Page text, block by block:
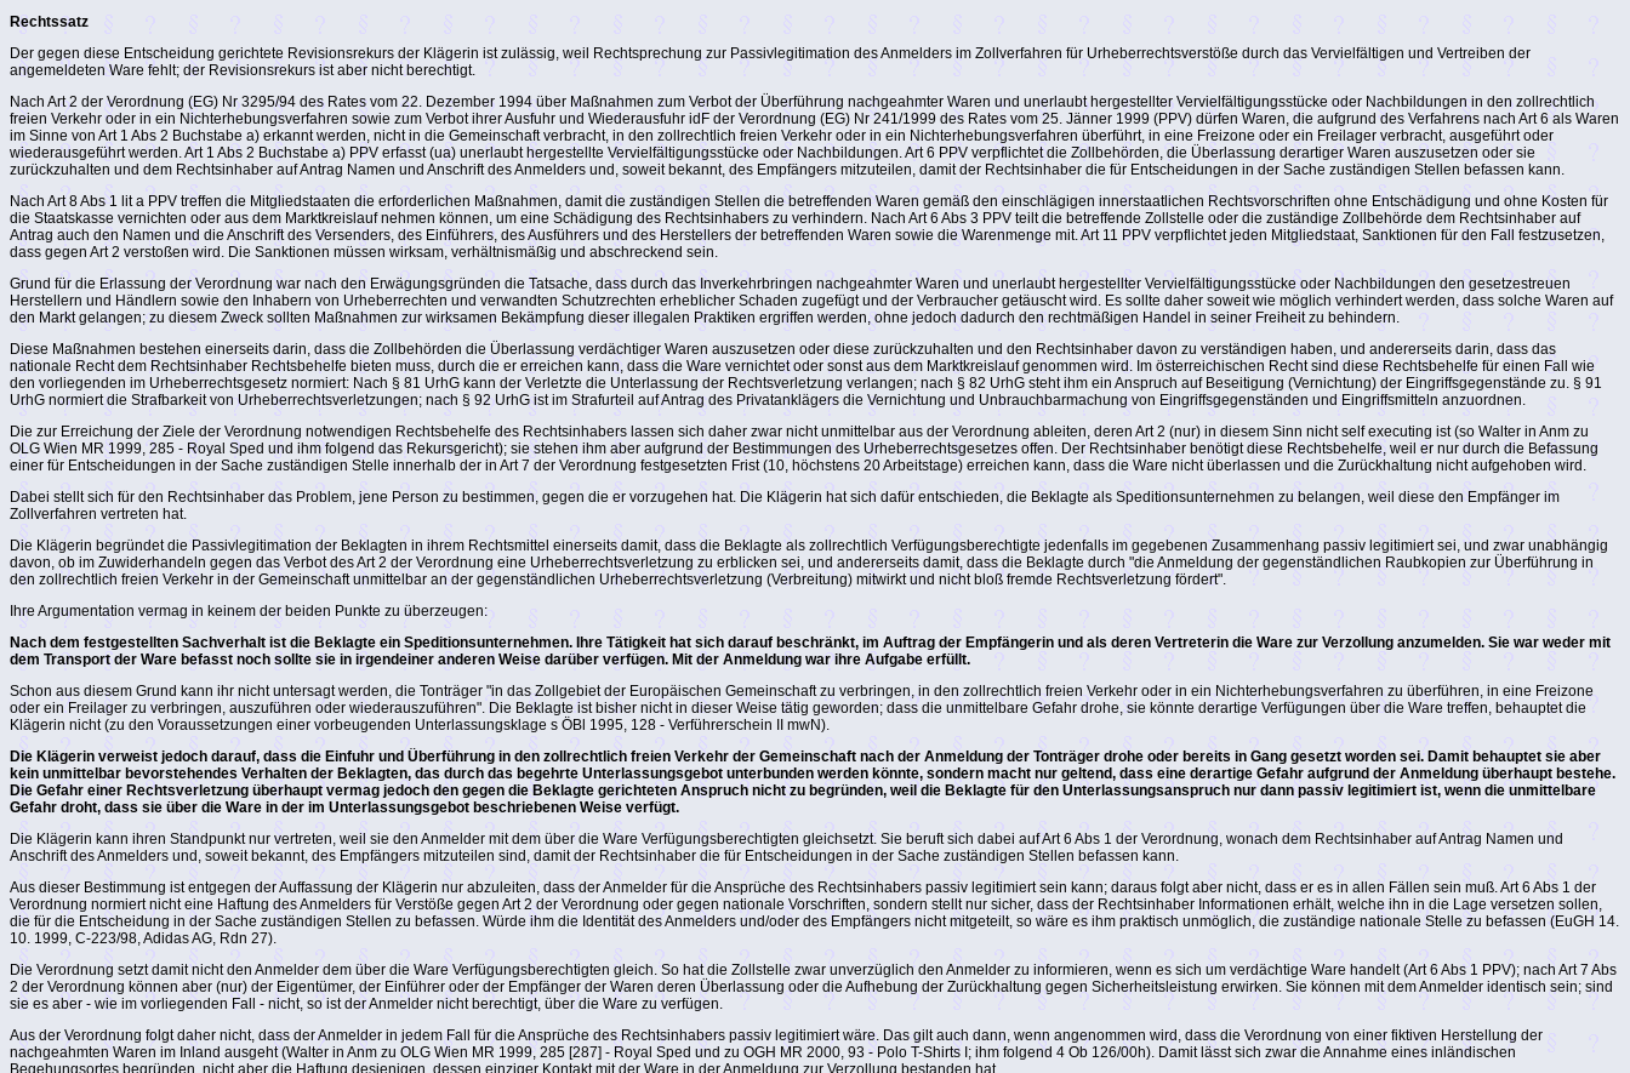
Rechtssatz
Der gegen diese Entscheidung gerichtete Revisionsrekurs der Klägerin ist zulässig, weil Rechtsprechung zur Passivlegitimation des Anmelders im Zollverfahren für Urheberrechtsverstöße durch das Vervielfältigen und Vertreiben der
angemeldeten Ware fehlt; der Revisionsrekurs ist aber nicht berechtigt.
Nach Art 2 der Verordnung (EG) Nr 3295/94 des Rates vom 22. Dezember 1994 über Maßnahmen zum Verbot der Überführung nachgeahmter Waren und unerlaubt hergestellter Vervielfältigungsstücke oder Nachbildungen in den zollrechtlich
freien Verkehr oder in ein Nichterhebungsverfahren sowie zum Verbot ihrer Ausfuhr und Wiederausfuhr idF der Verordnung (EG) Nr 241/1999 des Rates vom 25. Jänner 1999 (PPV) dürfen Waren, die aufgrund des Verfahrens nach Art 6 als Waren
im Sinne von Art 1 Abs 2 Buchstabe a) erkannt werden, nicht in die Gemeinschaft verbracht, in den zollrechtlich freien Verkehr oder in ein Nichterhebungsverfahren überführt, in eine Freizone oder ein Freilager verbracht, ausgeführt oder
wiederausgeführt werden. Art 1 Abs 2 Buchstabe a) PPV erfasst (ua) unerlaubt hergestellte Vervielfältigungsstücke oder Nachbildungen. Art 6 PPV verpflichtet die Zollbehörden, die Überlassung derartiger Waren auszusetzen oder sie
zurückzuhalten und dem Rechtsinhaber auf Antrag Namen und Anschrift des Anmelders und, soweit bekannt, des Empfängers mitzuteilen, damit der Rechtsinhaber die für Entscheidungen in der Sache zuständigen Stellen befassen kann.
Nach Art 8 Abs 1 lit a PPV treffen die Mitgliedstaaten die erforderlichen Maßnahmen, damit die zuständigen Stellen die betreffenden Waren gemäß den einschlägigen innerstaatlichen Rechtsvorschriften ohne Entschädigung und ohne Kosten für
die Staatskasse vernichten oder aus dem Marktkreislauf nehmen können, um eine Schädigung des Rechtsinhabers zu verhindern. Nach Art 6 Abs 3 PPV teilt die betreffende Zollstelle oder die zuständige Zollbehörde dem Rechtsinhaber auf
Antrag auch den Namen und die Anschrift des Versenders, des Einführers, des Ausführers und des Herstellers der betreffenden Waren sowie die Warenmenge mit. Art 11 PPV verpflichtet jeden Mitgliedstaat, Sanktionen für den Fall festzusetzen,
dass gegen Art 2 verstoßen wird. Die Sanktionen müssen wirksam, verhältnismäßig und abschreckend sein.
Grund für die Erlassung der Verordnung war nach den Erwägungsgründen die Tatsache, dass durch das Inverkehrbringen nachgeahmter Waren und unerlaubt hergestellter Vervielfältigungsstücke oder Nachbildungen den gesetzestreuen
Herstellern und Händlern sowie den Inhabern von Urheberrechten und verwandten Schutzrechten erheblicher Schaden zugefügt und der Verbraucher getäuscht wird. Es sollte daher soweit wie möglich verhindert werden, dass solche Waren auf
den Markt gelangen; zu diesem Zweck sollten Maßnahmen zur wirksamen Bekämpfung dieser illegalen Praktiken ergriffen werden, ohne jedoch dadurch den rechtmäßigen Handel in seiner Freiheit zu behindern.
Diese Maßnahmen bestehen einerseits darin, dass die Zollbehörden die Überlassung verdächtiger Waren auszusetzen oder diese zurückzuhalten und den Rechtsinhaber davon zu verständigen haben, und andererseits darin, dass das
nationale Recht dem Rechtsinhaber Rechtsbehelfe bieten muss, durch die er erreichen kann, dass die Ware vernichtet oder sonst aus dem Marktkreislauf genommen wird. Im österreichischen Recht sind diese Rechtsbehelfe für einen Fall wie
den vorliegenden im Urheberrechtsgesetz normiert: Nach § 81 UrhG kann der Verletzte die Unterlassung der Rechtsverletzung verlangen; nach § 82 UrhG steht ihm ein Anspruch auf Beseitigung (Vernichtung) der Eingriffsgegenstände zu. § 91
UrhG normiert die Strafbarkeit von Urheberrechtsverletzungen; nach § 92 UrhG ist im Strafurteil auf Antrag des Privatanklägers die Vernichtung und Unbrauchbarmachung von Eingriffsgegenständen und Eingriffsmitteln anzuordnen.
Die zur Erreichung der Ziele der Verordnung notwendigen Rechtsbehelfe des Rechtsinhabers lassen sich daher zwar nicht unmittelbar aus der Verordnung ableiten, deren Art 2 (nur) in diesem Sinn nicht self executing ist (so Walter in Anm zu
OLG Wien MR 1999, 285 - Royal Sped und ihm folgend das Rekursgericht); sie stehen ihm aber aufgrund der Bestimmungen des Urheberrechtsgesetzes offen. Der Rechtsinhaber benötigt diese Rechtsbehelfe, weil er nur durch die Befassung
einer für Entscheidungen in der Sache zuständigen Stelle innerhalb der in Art 7 der Verordnung festgesetzten Frist (10, höchstens 20 Arbeitstage) erreichen kann, dass die Ware nicht überlassen und die Zurückhaltung nicht aufgehoben wird.
Dabei stellt sich für den Rechtsinhaber das Problem, jene Person zu bestimmen, gegen die er vorzugehen hat. Die Klägerin hat sich dafür entschieden, die Beklagte als Speditionsunternehmen zu belangen, weil diese den Empfänger im
Zollverfahren vertreten hat.
Die Klägerin begründet die Passivlegitimation der Beklagten in ihrem Rechtsmittel einerseits damit, dass die Beklagte als zollrechtlich Verfügungsberechtigte jedenfalls im gegebenen Zusammenhang passiv legitimiert sei, und zwar unabhängig
davon, ob im Zuwiderhandeln gegen das Verbot des Art 2 der Verordnung eine Urheberrechtsverletzung zu erblicken sei, und andererseits damit, dass die Beklagte durch "die Anmeldung der gegenständlichen Raubkopien zur Überführung in
den zollrechtlich freien Verkehr in der Gemeinschaft unmittelbar an der gegenständlichen Urheberrechtsverletzung (Verbreitung) mitwirkt und nicht bloß fremde Rechtsverletzung fördert".
Ihre Argumentation vermag in keinem der beiden Punkte zu überzeugen:
Nach dem festgestellten Sachverhalt ist die Beklagte ein Speditionsunternehmen. Ihre Tätigkeit hat sich darauf beschränkt, im Auftrag der Empfängerin und als deren Vertreterin die Ware zur Verzollung anzumelden. Sie war weder mit
dem Transport der Ware befasst noch sollte sie in irgendeiner anderen Weise darüber verfügen. Mit der Anmeldung war ihre Aufgabe erfüllt.
Schon aus diesem Grund kann ihr nicht untersagt werden, die Tonträger "in das Zollgebiet der Europäischen Gemeinschaft zu verbringen, in den zollrechtlich freien Verkehr oder in ein Nichterhebungsverfahren zu überführen, in eine Freizone
oder ein Freilager zu verbringen, auszuführen oder wiederauszuführen". Die Beklagte ist bisher nicht in dieser Weise tätig geworden; dass die unmittelbare Gefahr drohe, sie könnte derartige Verfügungen über die Ware treffen, behauptet die
Klägerin nicht (zu den Voraussetzungen einer vorbeugenden Unterlassungsklage s ÖBl 1995, 128 - Verführerschein II mwN).
Die Klägerin verweist jedoch darauf, dass die Einfuhr und Überführung in den zollrechtlich freien Verkehr der Gemeinschaft nach der Anmeldung der Tonträger drohe oder bereits in Gang gesetzt worden sei. Damit behauptet sie aber
kein unmittelbar bevorstehendes Verhalten der Beklagten, das durch das begehrte Unterlassungsgebot unterbunden werden könnte, sondern macht nur geltend, dass eine derartige Gefahr aufgrund der Anmeldung überhaupt bestehe.
Die Gefahr einer Rechtsverletzung überhaupt vermag jedoch den gegen die Beklagte gerichteten Anspruch nicht zu begründen, weil die Beklagte für den Unterlassungsanspruch nur dann passiv legitimiert ist, wenn die unmittelbare
Gefahr droht, dass sie über die Ware in der im Unterlassungsgebot beschriebenen Weise verfügt.
Die Klägerin kann ihren Standpunkt nur vertreten, weil sie den Anmelder mit dem über die Ware Verfügungsberechtigten gleichsetzt. Sie beruft sich dabei auf Art 6 Abs 1 der Verordnung, wonach dem Rechtsinhaber auf Antrag Namen und
Anschrift des Anmelders und, soweit bekannt, des Empfängers mitzuteilen sind, damit der Rechtsinhaber die für Entscheidungen in der Sache zuständigen Stellen befassen kann.
Aus dieser Bestimmung ist entgegen der Auffassung der Klägerin nur abzuleiten, dass der Anmelder für die Ansprüche des Rechtsinhabers passiv legitimiert sein kann; daraus folgt aber nicht, dass er es in allen Fällen sein muß. Art 6 Abs 1 der
Verordnung normiert nicht eine Haftung des Anmelders für Verstöße gegen Art 2 der Verordnung oder gegen nationale Vorschriften, sondern stellt nur sicher, dass der Rechtsinhaber Informationen erhält, welche ihn in die Lage versetzen sollen,
die für die Entscheidung in der Sache zuständigen Stellen zu befassen. Würde ihm die Identität des Anmelders und/oder des Empfängers nicht mitgeteilt, so wäre es ihm praktisch unmöglich, die zuständige nationale Stelle zu befassen (EuGH 14.
10. 1999, C-223/98, Adidas AG, Rdn 27).
Die Verordnung setzt damit nicht den Anmelder dem über die Ware Verfügungsberechtigten gleich. So hat die Zollstelle zwar unverzüglich den Anmelder zu informieren, wenn es sich um verdächtige Ware handelt (Art 6 Abs 1 PPV); nach Art 7 Abs
2 der Verordnung können aber (nur) der Eigentümer, der Einführer oder der Empfänger der Waren deren Überlassung oder die Aufhebung der Zurückhaltung gegen Sicherheitsleistung erwirken. Sie können mit dem Anmelder identisch sein; sind
sie es aber - wie im vorliegenden Fall - nicht, so ist der Anmelder nicht berechtigt, über die Ware zu verfügen.
Aus der Verordnung folgt daher nicht, dass der Anmelder in jedem Fall für die Ansprüche des Rechtsinhabers passiv legitimiert wäre. Das gilt auch dann, wenn angenommen wird, dass die Verordnung von einer fiktiven Herstellung der
nachgeahmten Waren im Inland ausgeht (Walter in Anm zu OLG Wien MR 1999, 285 [287] - Royal Sped und zu OGH MR 2000, 93 - Polo T-Shirts I; ihm folgend 4 Ob 126/00h). Damit lässt sich zwar die Annahme eines inländischen
Begehungsortes begründen, nicht aber die Haftung desjenigen, dessen einziger Kontakt mit der Ware in der Anmeldung zur Verzollung bestanden hat.